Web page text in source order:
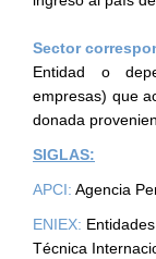
Sector
Entidad o
empresas) que
donada
SIGLAS:
APCI: Agencia
ENIEX:
Técnica